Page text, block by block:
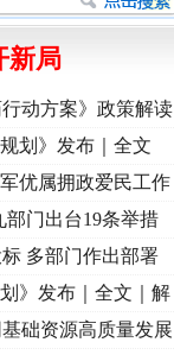
新局
动方案》政策解读
划》发布｜全文
优属拥政爱民工作
门出台19条举措
多部门作出部署
》发布｜全文｜解
础资源高质量发展